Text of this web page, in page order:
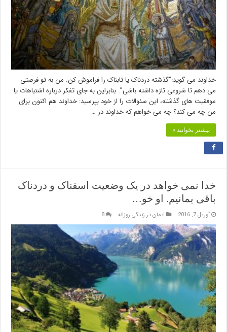
خداوند می گوید:”گذشته دردناک یا تابناک را فراموش کن. من به تو فرصتی
می دهم تا شروعی تازه داشته باشی”. بنابراین به جای تفکر درباره اشتباهات یا
موفقیت های گذشته، این سئوالات را از خود بپرسید: خداوند هم اکنون برای
من چه می کند؟ چه می خواهم که خداوند در …
بیشتر بخوانید »
خدا نمی خواهد در یک وضعیت اسفناک و دردناک
باقی بمانیم. او خو…
آوریل 7, 2016 ایمان در زندگی روزانه 8